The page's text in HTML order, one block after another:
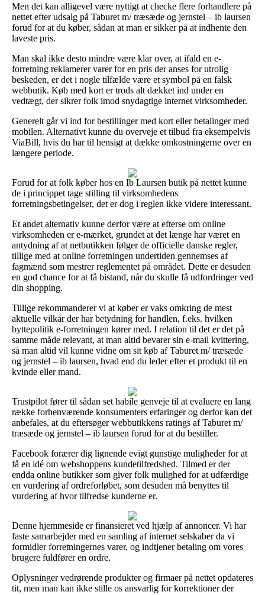
Men det kan alligevel være nyttigt at checke flere forhandlere på
nettet efter udsalg på Taburet m/ træsæde og jernstel – ib laursen
forud for at du køber, sådan at man er sikker på at indhente den
laveste pris.
Man skal ikke desto mindre være klar over, at ifald en e-
forretning reklamerer varer for en pris der anses for utrolig
beskeden, er det i nogle tilfælde være et symbol på en falsk
webbutik. Køb med kort er trods alt dækket ind under en
vedtægt, der sikrer folk imod snydagtige internet virksomheder.
Generelt går vi ind for bestillinger med kort eller betalinger med
mobilen. Alternativt kunne du overveje et tilbud fra eksempelvis
ViaBill, hvis du har til hensigt at dække omkostningerne over en
længere periode.
Forud for at folk køber hos en Ib Laursen butik på nettet kunne
de i princippet tage stilling til virksomhedens
forretningsbetingelser, det er dog i reglen ikke videre interessant.
Et andet alternativ kunne derfor være at efterse om online
virksomheden er e-mærket, grundet at det længe har været en
antydning af at netbutikken følger de officielle danske regler,
tillige med at online forretningen undertiden gennemses af
fagmænd som mestrer reglementet på området. Dette er desuden
en god chance for at få bistand, når du skulle få udfordringer ved
din shopping.
Tillige rekommanderer vi at køber er vaks omkring de mest
aktuelle vilkår der har betydning for handlen, f.eks. hvilken
byttepolitik e-forretningen kører med. I relation til det er det på
samme måde relevant, at man altid bevarer sin e-mail kvittering,
så man altid vil kunne vidne om sit køb af Taburet m/ træsæde
og jernstel – ib laursen, hvad end du leder efter et produkt til en
kvinde eller mand.
Trustpilot fører til sådan set habile genveje til at evaluere en lang
række forhenværende konsumenters erfaringer og derfor kan det
anbefales, at du eftersøger webbutikkens ratings af Taburet m/
træsæde og jernstel – ib laursen forud for at du bestiller.
Facebook forærer dig lignende evigt gunstige muligheder for at
få en idé om webshoppens kundetilfredshed. Tilmed er der
endda online butikker som giver folk mulighed for at udfærdige
en vurdering af ordreforløbet, som desuden må benyttes til
vurdering af hvor tilfredse kunderne er.
Denne hjemmeside er finansieret ved hjælp af annoncer. Vi har
faste samarbejder med en samling af internet selskaber da vi
formidler forretningernes varer, og indtjener betaling om vores
brugere fuldfører en ordre.
Oplysninger vedrørende produkter og firmaer på nettet opdateres
tit, men man kan ikke stille os ansvarlig for korrektioner der